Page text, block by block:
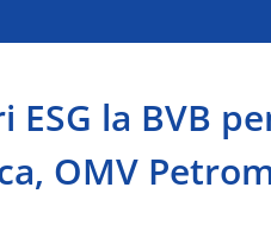
ESG la BVB
OMV